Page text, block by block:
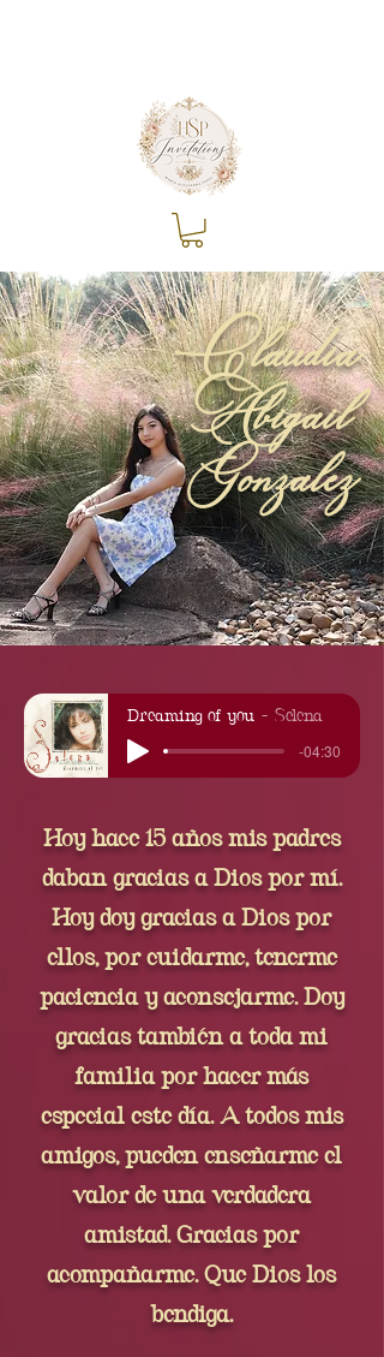
Claudia
Abigail
Gonzalez
Dreaming of you Selena
-04:30
Hoy hace 15 años mis padres
daban gracias a Dios por mí.
Hoy doy gracias a Dios por
ellos, por cuidarme, tenerme
paciencia y aconsejarme. Doy
gracias también a toda mi
familia por hacer más
especial este día. A todos mis
amigos, pueden enseñarme el
valor de una verdadera
amistad. Gracias por
acompañarme. Que Dios los
bendiga.